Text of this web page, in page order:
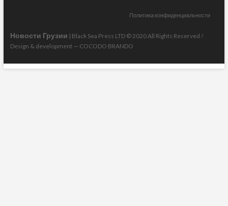
Политика конфиденциальности
Новости Грузии | Black Sea Press LTD © 2020 All Rights Reserved /
Design & development — COCODO BRANDO